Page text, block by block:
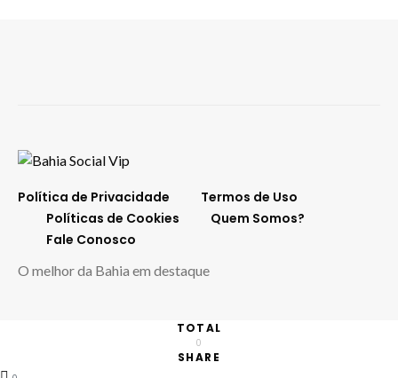
Política de Privacidade
Termos de Uso
Políticas de Cookies
Quem Somos?
Fale Conosco
O melhor da Bahia em destaque
TOTAL
0
SHARE